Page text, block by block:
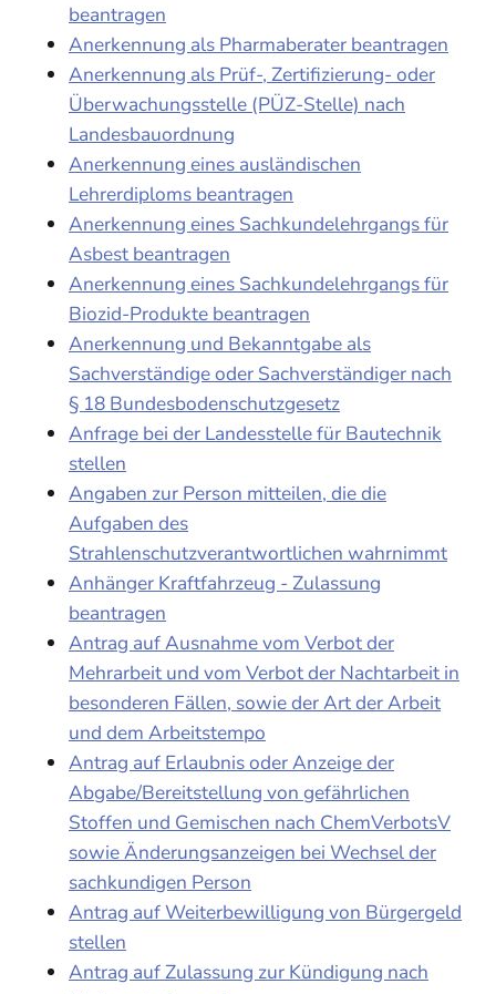
beantragen
Anerkennung als Pharmaberater beantragen
Anerkennung als Prüf-, Zertifizierung- oder
Überwachungsstelle (PÜZ-Stelle) nach
Landesbauordnung
Anerkennung eines ausländischen
Lehrerdiploms beantragen
Anerkennung eines Sachkundelehrgangs für
Asbest beantragen
Anerkennung eines Sachkundelehrgangs für
Biozid-Produkte beantragen
Anerkennung und Bekanntgabe als
Sachverständige oder Sachverständiger nach
§ 18 Bundesbodenschutzgesetz
Anfrage bei der Landesstelle für Bautechnik
stellen
Angaben zur Person mitteilen, die die
Aufgaben des
Strahlenschutzverantwortlichen wahrnimmt
Anhänger Kraftfahrzeug - Zulassung
beantragen
Antrag auf Ausnahme vom Verbot der
Mehrarbeit und vom Verbot der Nachtarbeit in
besonderen Fällen, sowie der Art der Arbeit
und dem Arbeitstempo
Antrag auf Erlaubnis oder Anzeige der
Abgabe/Bereitstellung von gefährlichen
Stoffen und Gemischen nach ChemVerbotsV
sowie Änderungsanzeigen bei Wechsel der
sachkundigen Person
Antrag auf Weiterbewilligung von Bürgergeld
stellen
Antrag auf Zulassung zur Kündigung nach